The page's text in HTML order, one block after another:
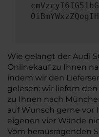
Wie gelangt der Audi
Onlinekauf zu Ihnen
indem wir den
gelesen: wir liefern
zu Ihnen nach
auf Wunsch gerne vor
eigenen vier Wände
Vom herausragenden